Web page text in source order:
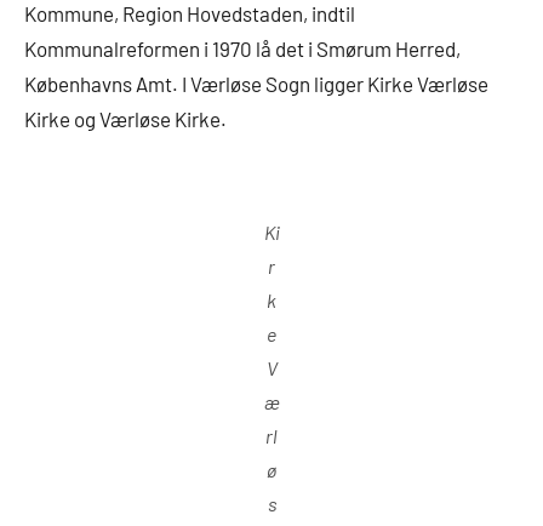
Kommune, Region Hovedstaden, indtil
Kommunalreformen i 1970 lå det i Smørum Herred,
Københavns Amt. I Værløse Sogn ligger Kirke Værløse
Kirke og Værløse Kirke.
Ki
r
k
e
V
æ
rl
ø
s